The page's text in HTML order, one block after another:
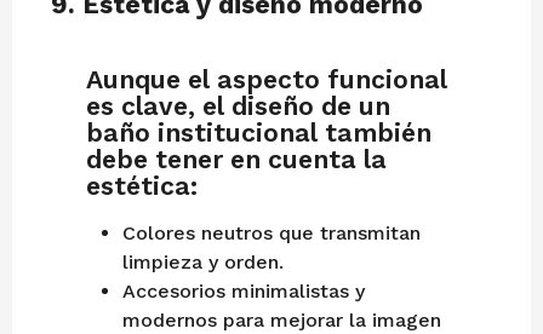
Aunque el aspecto funcional
es clave, el diseño de un
baño institucional también
debe tener en cuenta la
estética:
Colores neutros que transmitan
limpieza y orden.
Accesorios minimalistas y
modernos para mejorar la imagen